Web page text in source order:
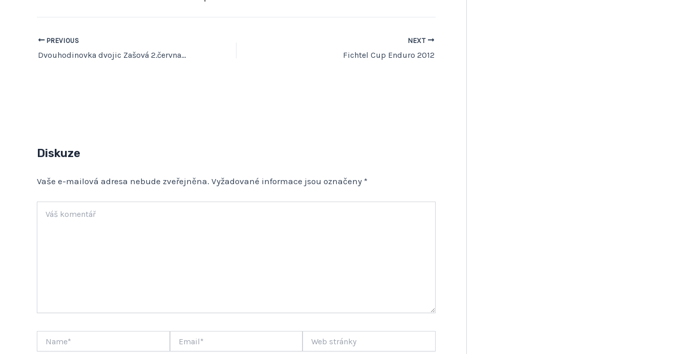
PREVIOUS
Dvouhodinovka dvojic Zašová 2.června 2012
NEXT
Fichtel Cup Enduro 2012
Diskuze
Vaše e-mailová adresa nebude zveřejněna. Vyžadované informace jsou označeny *
komentář
stránky